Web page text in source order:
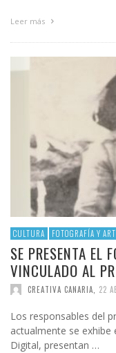
Leer más
CULTURA FOTOGRAFÍA Y
SE PRESENTA EL
VINCULADO AL
CREATIVA CANARIA 22
Los responsables del
actualmente se exhibe
Digital, presentan …